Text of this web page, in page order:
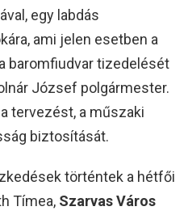
egy labdás
ami jelen esetben a
baromfiudvar tizedelését
József polgármester.
tervezést, a műszaki
biztosítását.
történtek a hétfői
Tímea, Szarvas Város